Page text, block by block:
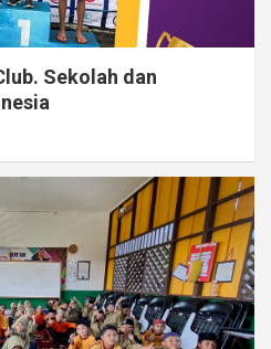
Sekolah dan